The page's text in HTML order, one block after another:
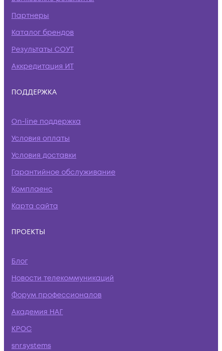
Партнеры
Каталог брендов
Результаты СОУТ
Аккредитация ИТ
ПОДДЕРЖКА
On-line поддержка
Условия оплаты
Условия доставки
Гарантийное обслуживание
Комплаенс
Карта сайта
ПРОЕКТЫ
Блог
Новости телекоммуникаций
Форум профессионалов
Академия НАГ
КРОС
snr.systems